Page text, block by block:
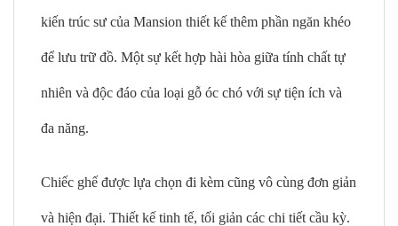
kiến trúc sư của Mansion thiết kế thêm phần ngăn khéo
để lưu trữ đồ. Một sự kết hợp hài hòa giữa tính chất tự
nhiên và độc đáo của loại gỗ óc chó với sự tiện ích và
đa năng.
Chiếc ghế được lựa chọn đi kèm cũng vô cùng đơn giản
và hiện đại. Thiết kế tinh tế, tối giản các chi tiết cầu kỳ.